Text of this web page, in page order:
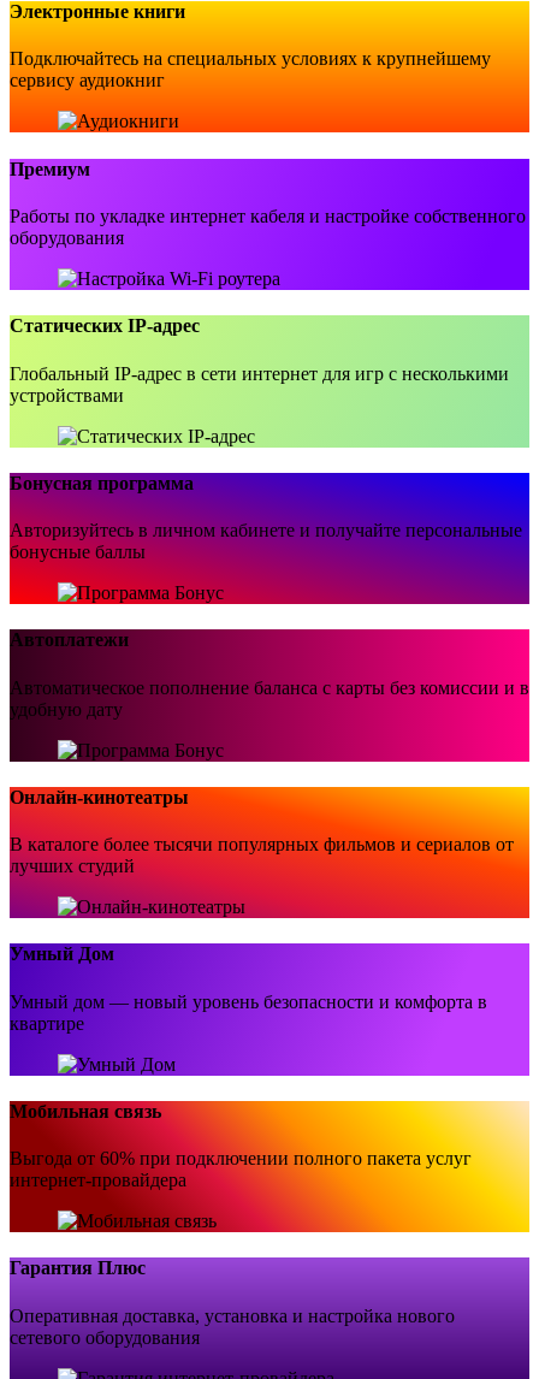
Электронные книги
Подключайтесь на специальных условиях к крупнейшему
сервису аудиокниг
Премиум
Работы по укладке интернет кабеля и настройке собственного
оборудования
Статических IP-адрес
Глобальный IP-адрес в сети интернет для игр с несколькими
устройствами
Бонусная программа
Авторизуйтесь в личном кабинете и получайте персональные
бонусные баллы
Автоплатежи
Автоматическое пополнение баланса с карты без комиссии и в
удобную дату
Онлайн-кинотеатры
В каталоге более тысячи популярных фильмов и сериалов от
лучших студий
Умный Дом
Умный дом — новый уровень безопасности и комфорта в
квартире
Мобильная связь
Выгода от 60% при подключении полного пакета услуг
интернет-провайдера
Гарантия Плюс
Оперативная доставка, установка и настройка нового
сетевого оборудования